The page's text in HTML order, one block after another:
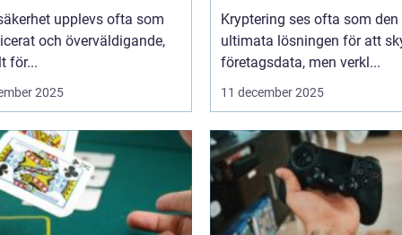
upplevs ofta som
och överväldigande,
för...
2025
Kryptering ses ofta som den
ultimata lösningen för att
företagsdata, men verkl...
11 december 2025